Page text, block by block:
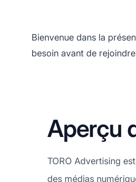
Bienvenue dans la
besoin avant de
Aperçu
TORO Advertising
des médias